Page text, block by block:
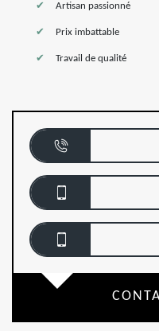
Artisan passionné
Prix imbattable
Travail de qualité